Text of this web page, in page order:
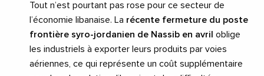
Tout n’est pourtant pas rose pour ce secteur de
l’économie libanaise. La récente fermeture du poste
frontière syro-jordanien de Nassib en avril oblige
les industriels à exporter leurs produits par voies
aériennes, ce qui représente un coût supplémentaire